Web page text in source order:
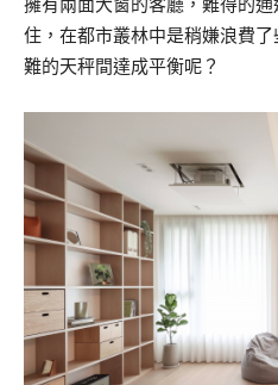
住，在都市叢林中是稍嫌浪費
難的天秤間達成平衡呢？